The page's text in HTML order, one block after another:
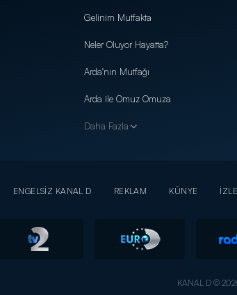
Gelinim Mutfakta
Neler Oluyor Hayatta?
Arda'nın Mutfağı
Arda ile Omuz Omuza
Daha Fazla
ENGELSİZ KANAL D REKLAM KÜNYE
KANAL D ©